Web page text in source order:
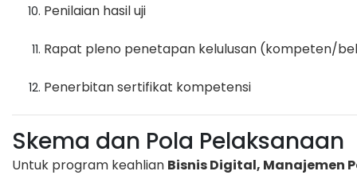
Penilaian hasil uji
Rapat pleno penetapan kelulusan (kompeten/
Penerbitan sertifikat kompetensi
Skema dan Pola Pelaksanaan
Untuk program keahlian Bisnis Digital, Manajemen